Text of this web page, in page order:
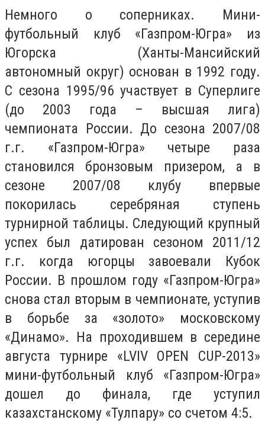
Немного о соперниках. Мини-
футбольный клуб «Газпром-Югра» из
Югорска (Ханты-Мансийский
автономный округ) основан в 1992 году.
С сезона 1995/96 участвует в Суперлиге
(до 2003 года – высшая лига)
чемпионата России. До сезона 2007/08
г.г. «Газпром-Югра» четыре раза
становился бронзовым призером, а в
сезоне 2007/08 клубу впервые
покорилась серебряная ступень
турнирной таблицы. Следующий крупный
успех был датирован сезоном 2011/12
г.г. когда югорцы завоевали Кубок
России. В прошлом году «Газпром-Югра»
снова стал вторым в чемпионате, уступив
в борьбе за «золото» московскому
«Динамо». На проходившем в середине
августа турнире «LVIV OPEN CUP-2013»
мини-футбольный клуб «Газпром-Югра»
дошел до финала, где уступил
казахстанскому «Тулпару» со счетом 4:5.